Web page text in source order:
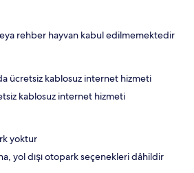
rehber hayvan kabul edilmemektedir
ücretsiz kablosuz internet hizmeti
kablosuz internet hizmeti
yoktur
yol dışı otopark seçenekleri dâhildir